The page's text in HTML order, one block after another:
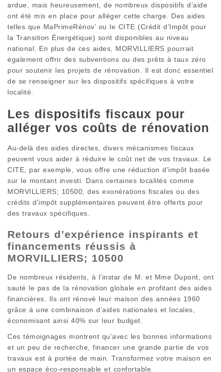
ardue, mais heureusement, de nombreux dispositifs d’aide
ont été mis en place pour alléger cette charge. Des aides
telles que MaPrimeRénov’ ou le CITE (Crédit d’Impôt pour
la Transition Énergétique) sont disponibles au niveau
national. En plus de ces aides, MORVILLIERS pourrait
également offrir des subventions ou des prêts à taux zéro
pour soutenir les projets de rénovation. Il est donc essentiel
de se renseigner sur les dispositifs spécifiques à votre
localité.
Les dispositifs fiscaux pour
alléger vos coûts de rénovation
Au-delà des aides directes, divers mécanismes fiscaux
peuvent vous aider à réduire le coût net de vos travaux. Le
CITE, par exemple, vous offre une réduction d’impôt basée
sur le montant investi. Dans certaines localités comme
MORVILLIERS; 10500, des exonérations fiscales ou des
crédits d’impôt supplémentaires peuvent être offerts pour
des travaux spécifiques.
Retours d’expérience inspirants et
financements réussis à
MORVILLIERS; 10500
De nombreux résidents, à l’instar de M. et Mme Dupont, ont
sauté le pas de la rénovation globale en profitant des aides
financières. Ils ont rénové leur maison des années 1960
grâce à une combinaison d’aides nationales et locales,
économisant ainsi 40% sur leur budget.
Ces témoignages montrent qu’avec les bonnes informations
et un peu de recherche, financer une grande partie de vos
travaux est à portée de main. Transformez votre maison en
un espace éco-responsable et confortable.